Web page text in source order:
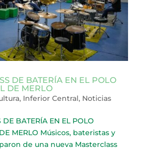
DE BATERÍA EN EL POLO
DE MERLO
, Inferior Central, Noticias
DE BATERÍA EN EL POLO
MERLO Músicos, bateristas y
de una nueva Masterclass